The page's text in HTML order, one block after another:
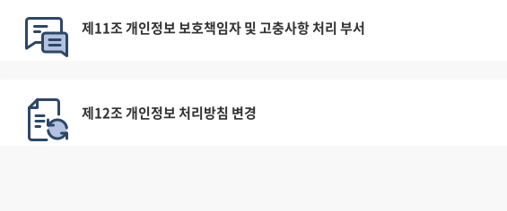
제11조 개인정보 보호책임자 및 고충사항 처리 부서
제12조 개인정보 처리방침 변경